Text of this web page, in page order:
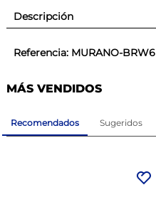
Descripción
Referencia: MURANO-BRW6
MÁS VENDIDOS
Recomendados Sugeridos